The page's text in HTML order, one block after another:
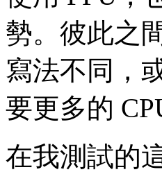
勢。彼此之
寫法不同，
要更多的
在我測試的